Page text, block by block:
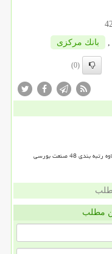
, بانك مركزی
(0)
48 صنعت بورسی
مطلب